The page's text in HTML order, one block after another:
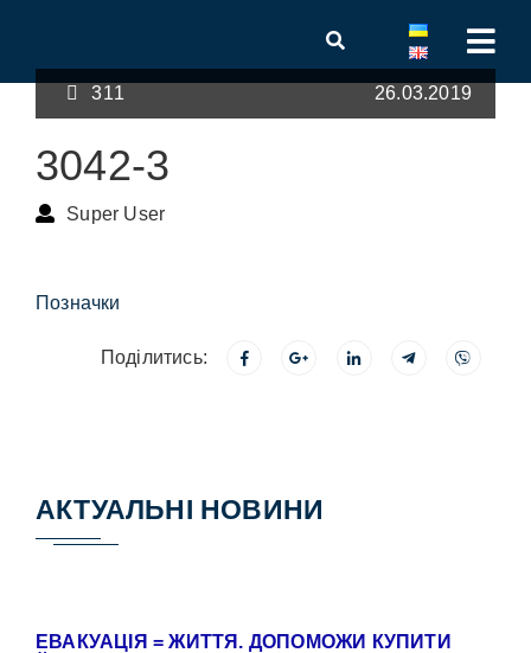
311 26.03.2019
3042-3
Super User
Позначки
Поділитись:
АКТУАЛЬНІ НОВИНИ
ЕВАКУАЦІЯ = ЖИТТЯ. ДОПОМОЖИ КУПИТИ